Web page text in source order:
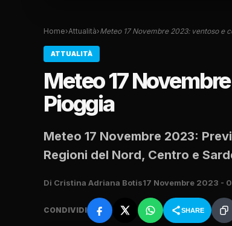
Home›Attualità›Meteo 17 Novembre 2023: ventoso e
ATTUALITÀ
Meteo 17
Pioggia
Meteo 17 Novembre 2023:
Regioni del Nord, Centro e
Di Cristina Adriana Botis17 Novembre 2023 -
CONDIVIDI SHARE